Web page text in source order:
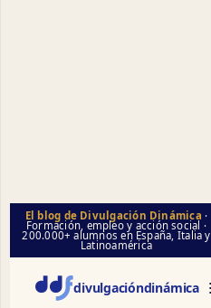
El blog de Divulgación Dinámica ·
Formación, empleo y acción social ·
200.000+ alumnos en España, Italia y
Latinoamérica
divulgacióndinámica